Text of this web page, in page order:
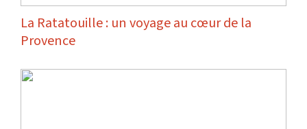
La Ratatouille : un voyage au cœur de la
Provence